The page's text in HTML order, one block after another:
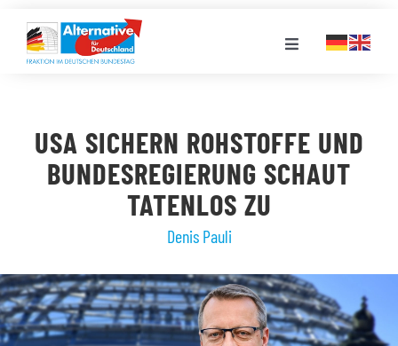
Inhalt
springen
Toggle
LANDESGRUPPEN
VERANSTALTUNGEN
PRESSE
STELLENPORTAL
USA SICHERN ROHSTOFFE UND
BUNDESREGIERUNG SCHAUT
TATENLOS ZU
Denis Pauli